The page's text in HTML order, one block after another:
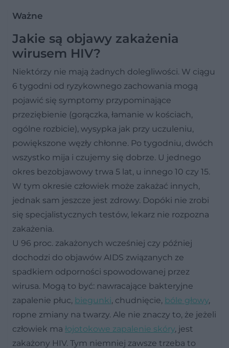
Ważne
Jakie są objawy zakażenia
wirusem HIV?
Niektórzy nie mają żadnych dolegliwości. W ciągu
6 tygodni od ryzykownego zachowania mogą
pojawić się symptomy przypominające
przeziębienie (gorączka, łamanie w kościach,
ogólne rozbicie), wysypka jak przy uczuleniu,
powiększone węzły chłonne. Po tygodniu, dwóch
wszystko mija i czujemy się dobrze. U jednego
okres bezobjawowy trwa 5 lat, u innego 10 czy 15.
W tym okresie człowiek może zakażać innych,
jednak sam jeszcze jest zdrowy. Dopóki nie zrobi
się specjalistycznych testów, lekarz nie rozpozna
zakażenia.
U 96 proc. zakażonych wcześniej czy później
dochodzi do objawów AIDS związanych ze
spadkiem odporności spowodowanej przez
wirusa. Mogą to być: nawracające bakteryjne
zapalenie płuc, biegunki, chudnięcie, bóle głowy,
ropne zmiany na twarzy. Ale nie znaczy to, że jeżeli
człowiek ma łojotokowe zapalenie skóry, jest
zakażony HIV. Tym niemniej zawsze trzeba to